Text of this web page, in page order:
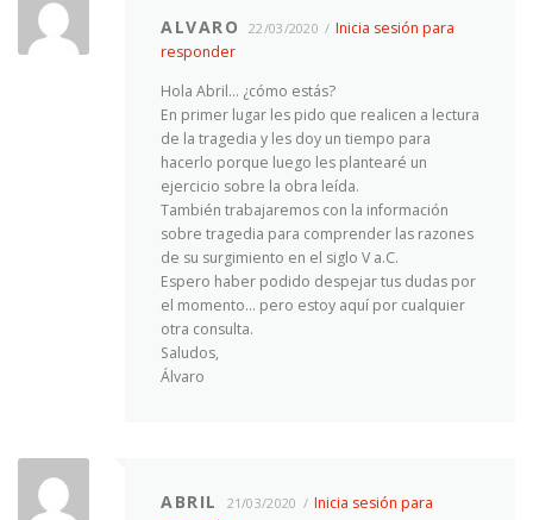
ALVARO 22/03/2020
Inicia sesión para
responder
Hola Abril… ¿cómo estás?
En primer lugar les pido que realicen a lectura
de la tragedia y les doy un tiempo para
hacerlo porque luego les plantearé un
ejercicio sobre la obra leída.
También trabajaremos con la información
sobre tragedia para comprender las razones
de su surgimiento en el siglo V a.C.
Espero haber podido despejar tus dudas por
el momento… pero estoy aquí por cualquier
otra consulta.
Saludos,
Álvaro
ABRIL 21/03/2020
Inicia sesión para